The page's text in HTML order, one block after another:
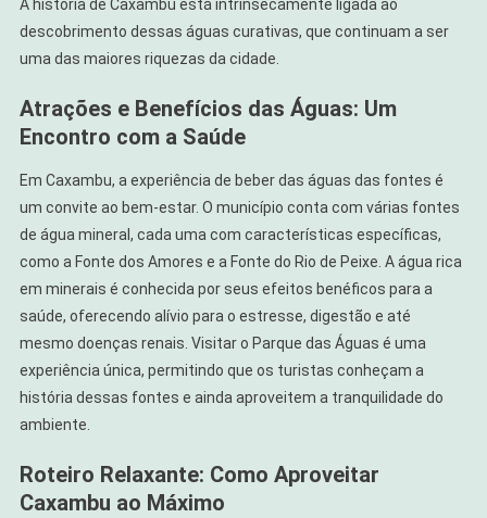
A história de Caxambu está intrinsecamente ligada ao
descobrimento dessas águas curativas, que continuam a ser
uma das maiores riquezas da cidade.
Atrações e Benefícios das Águas: Um
Encontro com a Saúde
Em Caxambu, a experiência de beber das águas das fontes é
um convite ao bem-estar. O município conta com várias fontes
de água mineral, cada uma com características específicas,
como a Fonte dos Amores e a Fonte do Rio de Peixe. A água rica
em minerais é conhecida por seus efeitos benéficos para a
saúde, oferecendo alívio para o estresse, digestão e até
mesmo doenças renais. Visitar o Parque das Águas é uma
experiência única, permitindo que os turistas conheçam a
história dessas fontes e ainda aproveitem a tranquilidade do
ambiente.
Roteiro Relaxante: Como Aproveitar
Caxambu ao Máximo